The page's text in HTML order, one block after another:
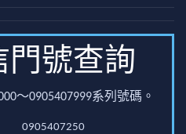
門號查詢
～0905407999系列號碼。
0905407250